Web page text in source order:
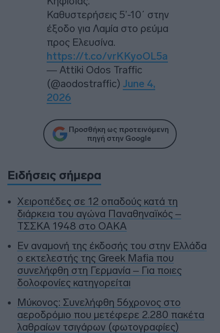
Καθυστερήσεις 5’-10΄ στην
έξοδο για Λαμία στο ρεύμα
προς Ελευσίνα.
https://t.co/vrKKyoOL5a
— Attiki Odos Traffic
(@aodostraffic) June 4,
2026
Προσθήκη ως προτεινόμενη
πηγή στην Google
Ειδήσεις σήμερα
Χειροπέδες σε 12 οπαδούς κατά τη
διάρκεια του αγώνα Παναθηναϊκός –
ΤΣΣΚΑ 1948 στο ΟΑΚΑ
Εν αναμονή της έκδοσής του στην Ελλάδα
ο εκτελεστής της Greek Mafia που
συνελήφθη στη Γερμανία – Για ποιες
δολοφονίες κατηγορείται
Μύκονος: Συνελήφθη 56χρονος στο
αεροδρόμιο που μετέφερε 2.280 πακέτα
λαθραίων τσιγάρων (φωτογραφίες)